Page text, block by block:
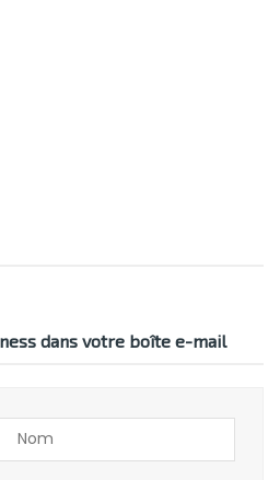
dans votre boîte e-mail